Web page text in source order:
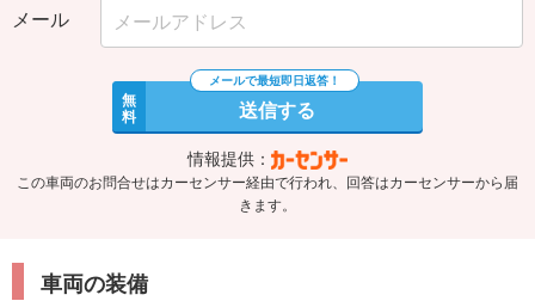
メール
無
料 送信する
情報提供：
この車両のお問合せはカーセンサー経由で行われ、回答はカーセンサーから届
きます。
車両の装備